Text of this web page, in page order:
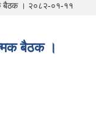
बैठक । २०८२-०१-११
बैठक ।